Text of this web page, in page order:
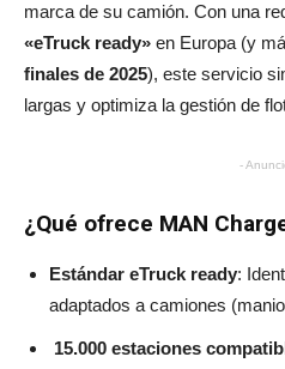
marca de su camión. Con una
«eTruck ready» en Europa (y
finales de 2025), este servicio
largas y optimiza la gestión de
-
¿Qué ofrece MAN
Estándar eTruck ready:
adaptados a camiones
15.000 estaciones